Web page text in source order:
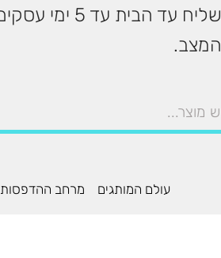
המצב.
עולם המותגים מרחב ההדפסות